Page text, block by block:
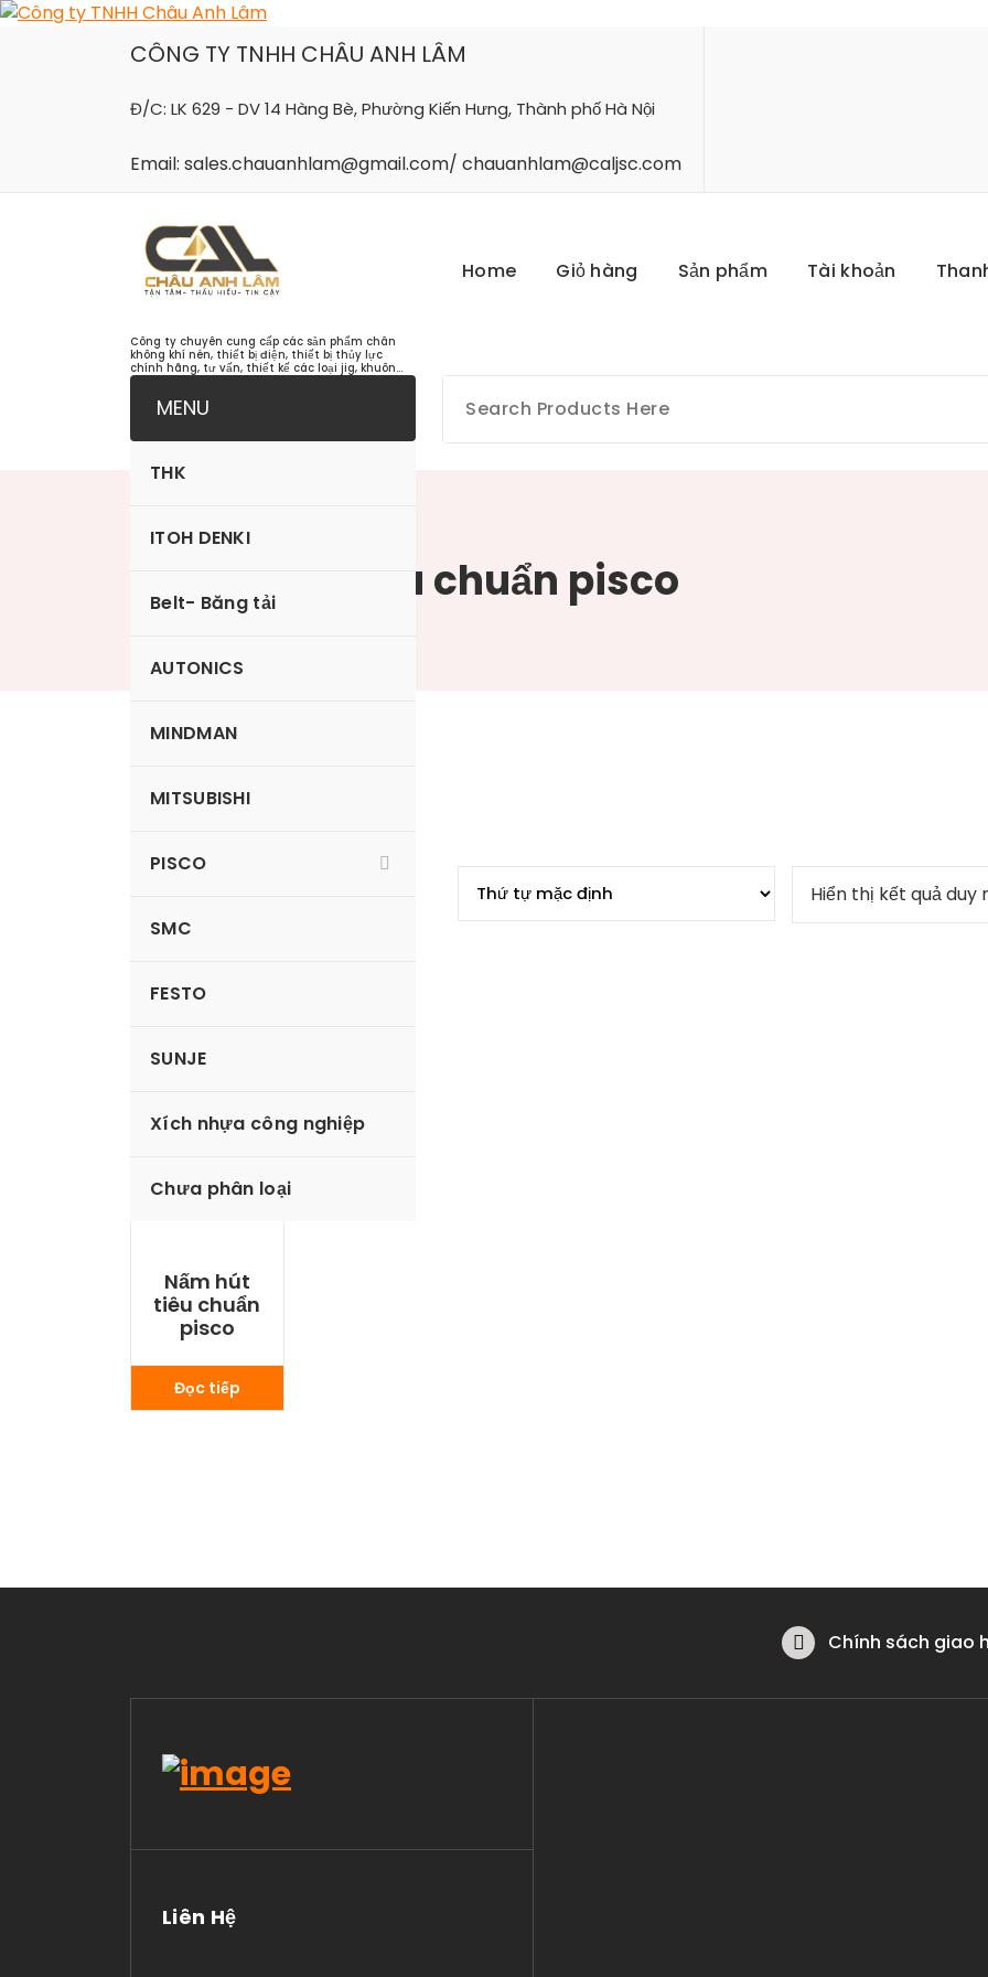
Skip
CÔNG TY TNHH CHÂU ANH LÂM
Đ/C: LK 629 - DV 14 Hàng Bè, Phường Kiến Hưng, Thành phố Hà Nội
Email: sales.chauanhlam@gmail.com/ chauanhlam@caljsc.com
Công ty chuyên cung cấp các sản phẩm chân
không khí nén, thiết bị điện, thiết bị thủy lực
chính hãng, tư vấn, thiết kế các loại jig, khuôn...
Home Giỏ hàng Sản phẩm Tài khoản
MENU
THK
ITOH DENKI
Belt- Băng tải
AUTONICS
MINDMAN
MITSUBISHI
PISCO
SMC
FESTO
SUNJE
Xích nhựa công nghiệp
Chưa phân loại
Nấm hút tiêu chuẩn pisco
VP2RSE
Hiển thị kết quả duy
Nấm hút
tiêu chuẩn
pisco
Đọc tiếp
Chính sách giao
Liên Hệ